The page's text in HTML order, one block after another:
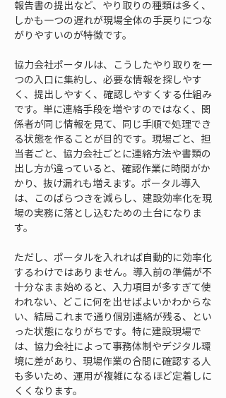
報告書の提出など、やり取りの種類は多く、
しかも一つの遅れが現場全体の手戻りにつな
がりやすいのが特徴です。
協力会社ポータルは、こうしたやり取りを一
つの入口に集約し、必要な情報を探しやす
く、提出しやすく、確認しやすくする仕組み
です。単に連絡手段を増やすのではなく、関
係者が同じ情報を見て、同じ手順で処理でき
る状態を作ることが目的です。現場ごと、担
当者ごと、協力会社ごとに連絡方法や書類の
出し方が違っていると、確認作業に時間がか
かり、抜け漏れも増えます。ポータル導入
は、このばらつきを減らし、建設効率化を現
場の実務に落とし込むための土台になりま
す。
ただし、ポータルを入れれば自動的に効率化
するわけではありません。導入前の準備が不
十分なまま始めると、入力項目が多すぎて使
われない、どこに何を出せばよいかわからな
い、結局これまで通り個別連絡が残る、とい
った状態になりがちです。特に建設現場で
は、協力会社によって事務体制やデジタル環
境に差があり、現場作業の合間に確認する人
も多いため、運用が複雑になるほど定着しに
くくなります。